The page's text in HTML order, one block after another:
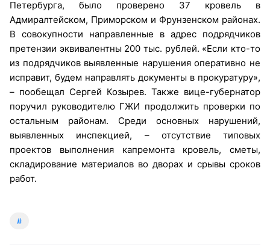
Петербурга, было проверено 37 кровель в
Адмиралтейском, Приморском и Фрунзенском районах.
В совокупности направленные в адрес подрядчиков
претензии эквивалентны 200 тыс. рублей. «Если кто-то
из подрядчиков выявленные нарушения оперативно не
исправит, будем направлять документы в прокуратуру»,
– пообещал Сергей Козырев. Также вице-губернатор
поручил руководителю ГЖИ продолжить проверки по
остальным районам. Среди основных нарушений,
выявленных инспекцией, – отсутствие типовых
проектов выполнения капремонта кровель, сметы,
складирование материалов во дворах и срывы сроков
работ.
#